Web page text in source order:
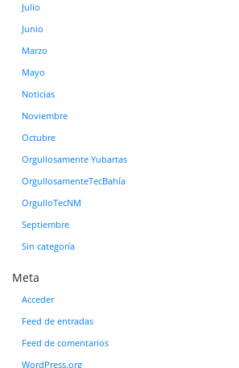
Julio
Junio
Marzo
Mayo
Noticias
Noviembre
Octubre
Orgullosamente Yubartas
OrgullosamenteTecBahía
OrgulloTecNM
Septiembre
Sin categoría
Meta
Acceder
Feed de entradas
Feed de comentarios
WordPress.org